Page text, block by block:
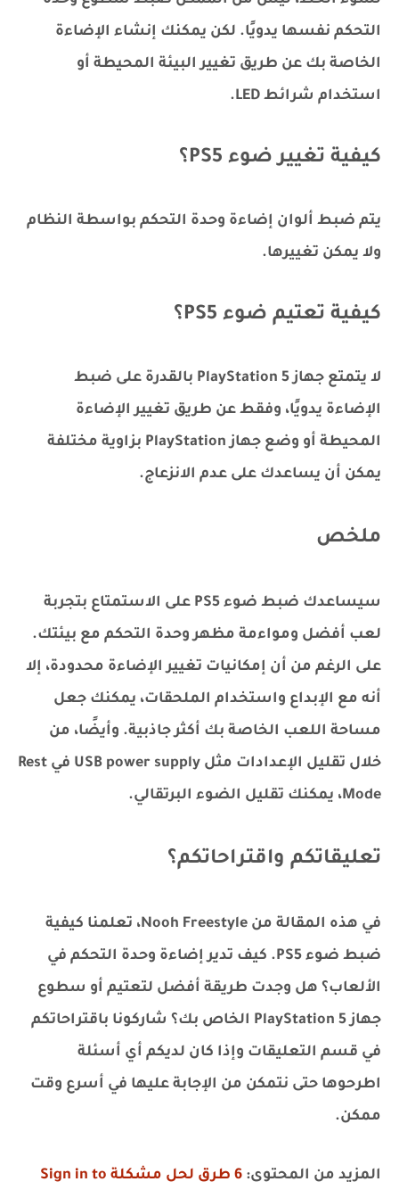
التحكم نفسها يدويًا. لكن يمكنك إنشاء الإضاءة
الخاصة بك عن طريق تغيير البيئة المحيطة أو
استخدام شرائط LED.
كيفية تغيير ضوء PS5؟
يتم ضبط ألوان إضاءة وحدة التحكم بواسطة النظام
ولا يمكن تغييرها.
كيفية تعتيم ضوء PS5؟
لا يتمتع جهاز PlayStation 5 بالقدرة على ضبط
الإضاءة يدويًا، وفقط عن طريق تغيير الإضاءة
المحيطة أو وضع جهاز PlayStation بزاوية مختلفة
يمكن أن يساعدك على عدم الانزعاج.
ملخص
سيساعدك ضبط ضوء PS5 على الاستمتاع بتجربة
لعب أفضل ومواءمة مظهر وحدة التحكم مع بيئتك.
على الرغم من أن إمكانيات تغيير الإضاءة محدودة، إلا
أنه مع الإبداع واستخدام الملحقات، يمكنك جعل
مساحة اللعب الخاصة بك أكثر جاذبية. وأيضًا، من
خلال تقليل الإعدادات مثل USB power supply في Rest
Mode، يمكنك تقليل الضوء البرتقالي.
تعليقاتكم واقتراحاتكم؟
في هذه المقالة من Nooh Freestyle، تعلمنا كيفية
ضبط ضوء PS5. كيف تدير إضاءة وحدة التحكم في
الألعاب؟ هل وجدت طريقة أفضل لتعتيم أو سطوع
جهاز PlayStation 5 الخاص بك؟ شاركونا باقتراحاتكم
في قسم التعليقات وإذا كان لديكم أي أسئلة
اطرحوها حتى نتمكن من الإجابة عليها في أسرع وقت
ممكن.
المزيد من المحتوى:
6 طرق لحل مشكلة Sign in to